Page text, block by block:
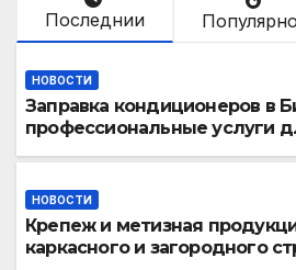
Последнии
НОВОСТИ
Заправка кондиционеров в
профессиональные услуги
НОВОСТИ
Крепеж и метизная
каркасного и загородного